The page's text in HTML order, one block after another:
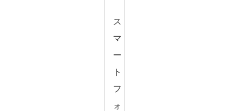
ス
マ
ー
ト
フ
ォ